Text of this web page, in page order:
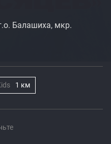
Балашиха, мкр.
1 км